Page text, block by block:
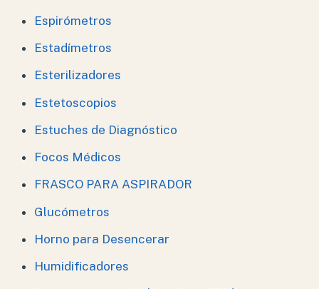
Espirómetros
Estadímetros
Esterilizadores
Estetoscopios
Estuches de Diagnóstico
Focos Médicos
FRASCO PARA ASPIRADOR
Glucómetros
Horno para Desencerar
Humidificadores